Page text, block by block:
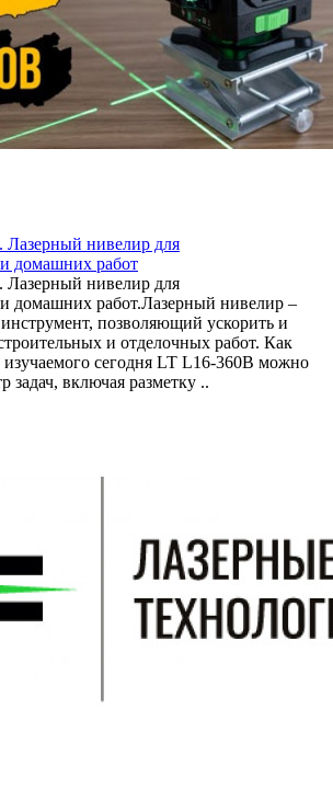
нивелир для
домашних работ
нивелир для
домашних работ.Лазерный нивелир –
позволяющий ускорить и
и отделочных работ. Как
сегодня LT L16-360B можно
задач, включая разметку ..